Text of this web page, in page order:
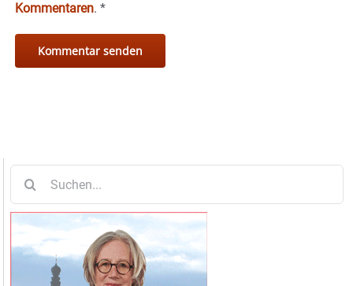
Kommentaren. *
nach: